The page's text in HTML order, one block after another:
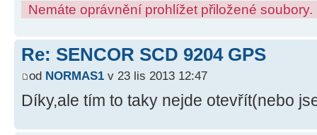
Nemáte oprávnění prohlížet přiložené soubory.
Re: SENCOR SCD 9204 GPS
od NORMAS1 v 23 lis 2013 12:47
Díky,ale tím to taky nejde otevřít(nebo